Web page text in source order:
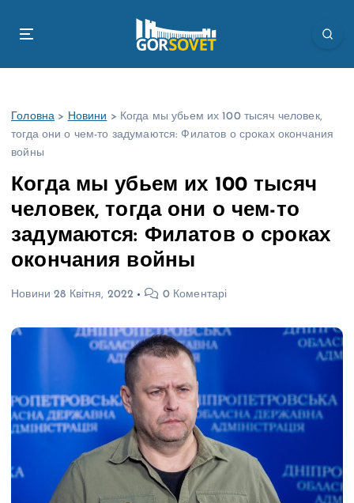
Головна > Новини > Когда мы убьем их 100 тысяч человек,
тогда они о чем-то задумаются: Филатов о сроках окончания
войны
Когда мы убьем их 100 тысяч
человек, тогда они о чем-то
задумаются: Филатов о сроках
окончания войны
Новини 28 Квітня, 2022 0 Коментарі